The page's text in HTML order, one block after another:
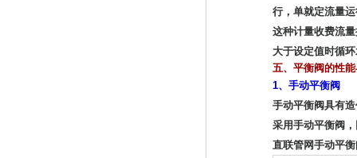
行，单就定流量
这种计量收费流
大于设定值时循
五、平衡阀的性
1、手动平衡阀
手动平衡阀具有
采用手动平衡阀
直联管网手动平